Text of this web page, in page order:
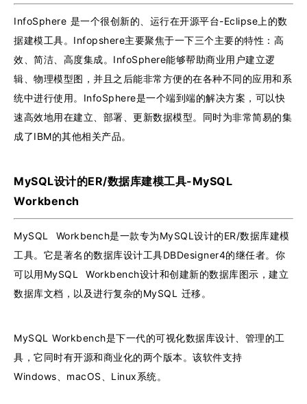
InfoSphere 是一个很创新的、运行在开源平台-Eclipse上的数
据建模工具。Infopshere主要聚焦于一下三个主要的特性：高
效、简洁、高度集成。InfoSphere能够帮助商业用户建立逻
辑、物理模型图，并且之后能非常方便的在各种不同的应用和系
统中进行使用。InfoSphere是一个端到端的解决方案，可以快
速高效地用在建立、部署、更新数据模型。同时为非常简易的集
成了IBM的其他相关产品。
MySQL设计的ER/数据库建模工具-MySQL
Workbench
MySQL Workbench是一款专为MySQL设计的ER/数据库建模
工具。它是著名的数据库设计工具DBDesigner4的继任者。你
可以用MySQL Workbench设计和创建新的数据库图示，建立
数据库文档，以及进行复杂的MySQL 迁移。
MySQL Workbench是下一代的可视化数据库设计、管理的工
具，它同时有开源和商业化的两个版本。该软件支持
Windows、macOS、Linux系统。